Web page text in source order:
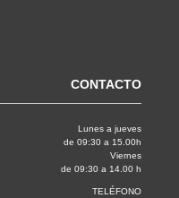
CONTACTO
Lunes a jueves
de 09:30 a 15.00h
Viernes
de 09:30 a 14.00 h
TELÉFONO